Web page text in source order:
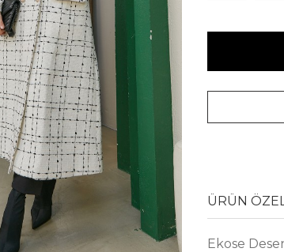
ÜRÜN
Ekose